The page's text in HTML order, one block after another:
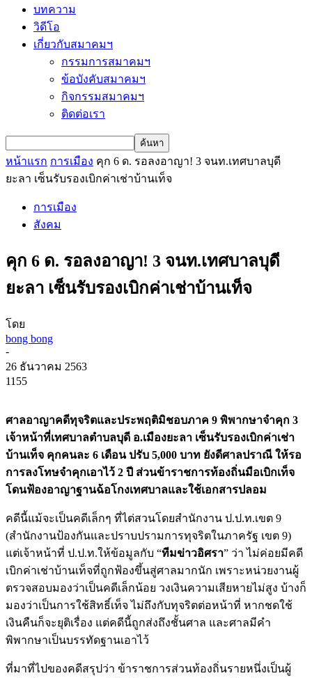
บทความ
วิดีโอ
เกี่ยวกับสมาคมฯ
กรรมการสมาคมฯ
ข้อบังคับสมาคมฯ
กิจกรรมสมาคมฯ
ติดต่อเรา
หน้าแรก การเมือง คุก 6 ด. รอลงอาญา! 3 จนท.เทศบาลบุดี
ยะลา เซ็นรับรองเบิกค่าเช่าบ้านเท็จ
การเมือง
สังคม
คุก 6 ด. รอลงอาญา! 3 จนท.เทศบาลบุดี
ยะลา เซ็นรับรองเบิกค่าเช่าบ้านเท็จ
โดย
bong bong
-
26 ธันวาคม 2563
1155
ศาลอาญาคดีทุจริตและประพฤติมิชอบภาค 9 พิพากษาจำคุก 3
เจ้าหน้าที่เทศบาลตำบลบุดี อ.เมืองยะลา เซ็นรับรองเบิกค่าเช่า
บ้านเท็จ คุกคนละ 6 เดือน ปรับ 5,000 บาท ยังดีศาลปราณี ให้รอ
การลงโทษจำคุกเอาไว้ 2 ปี ส่วนข้าราชการท้องถิ่นมือเบิกเท็จ
โดนฟ้องอาญาฐานฉ้อโกงเทศบาลและใช้เอกสารปลอม
คดีนี้แม้จะเป็นคดีเล็กๆ ที่ไต่สวนโดยสำนักงาน ป.ป.ท.เขต 9
(สำนักงานป้องกันและปราบปรามการทุจริตในภาครัฐ เขต 9)
แต่เจ้าหน้าที่ ป.ป.ท.ให้ข้อมูลกับ “ทีมข่าวอิศรา” ว่า ไม่ค่อยมีคดี
เบิกค่าเช่าบ้านเท็จที่ถูกฟ้องขึ้นสู่ศาลมากนัก เพราะหน่วยงานผู้
ตรวจสอบมองว่าเป็นคดีเล็กน้อย วงเงินความเสียหายไม่สูง บ้างก็
มองว่าเป็นการใช้สิทธิ์เท็จ ไม่ถึงกับทุจริตต่อหน้าที่ หากชดใช้
เงินคืนก็จะยุติเรื่อง แต่คดีนี้ถูกส่งถึงชั้นศาล และศาลมีคำ
พิพากษาเป็นบรรทัดฐานเอาไว้
ที่มาที่ไปของคดีสรุปว่า ข้าราชการส่วนท้องถิ่นรายหนึ่งเป็นผู้